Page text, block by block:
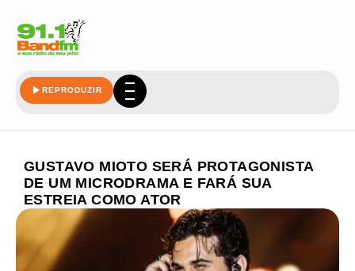
REPRODUZIR
GUSTAVO MIOTO SERÁ PROTAGONISTA
DE UM MICRODRAMA E FARÁ SUA
ESTREIA COMO ATOR